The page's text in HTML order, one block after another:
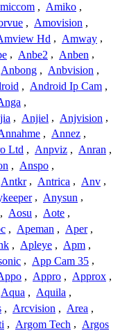
, Amiko ,
, Amovision ,
Hd , Amway ,
, Anbe2 , Anben ,
Anbong , Anbvision ,
, Android Ip Cam ,
,
, Anjiel , Anjvision ,
, Annez ,
Ltd , Anpviz , Anran ,
, Anspo ,
Antkr , Antrica , Anv ,
, Anysun ,
, Aosu , Aote ,
, Apeman , Aper ,
, Apleye , Apm ,
, App Cam 35 ,
, Appro , Approx ,
Aqua , Aquila ,
, Arcvision , Area ,
, Argom Tech , Argos